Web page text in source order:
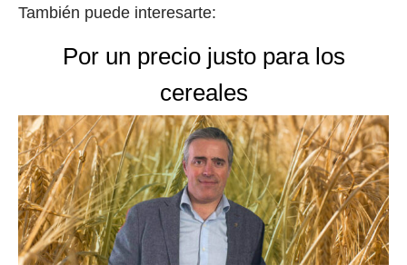
También puede interesarte:
Por un precio justo para los
cereales